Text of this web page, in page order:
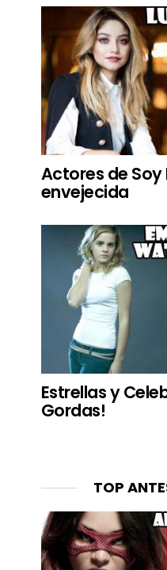
Actores de Soy
envejecida
Estrellas y
Gordas!
TOP